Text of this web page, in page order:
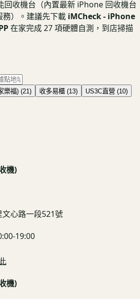
回收機台（內置最新 iPhone 回收機台
）。建議先下載 iMCheck - iPhone
在家完成 27 項硬體自測，到店掃描
樂福) (21) 收多易櫃 (13) US3C直營 (10)
機)
心路一段521號
19:00
機)